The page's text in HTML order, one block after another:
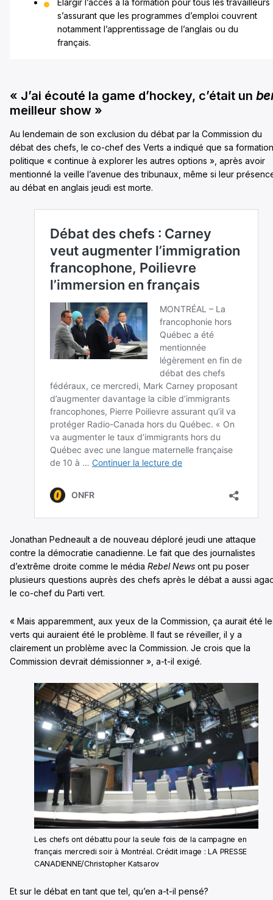
Élargir l’accès à la formation pour tous les travailleurs
s’assurant que les programmes d’emploi couvrent
notamment l’apprentissage de l’anglais ou du
français.
« J’ai écouté la game d’hockey, c’était un
meilleur show »
Au lendemain de son exclusion du débat par la Commission du
débat des chefs, le co-chef des Verts a indiqué que sa formation
politique « continue à explorer les autres options », après avoir
mentionné la veille l’avenue des tribunaux, même si leur
au débat en anglais jeudi est morte.
Jonathan Pedneault a de nouveau déploré jeudi une attaque
contre la démocratie canadienne. Le fait que des journalistes
d’extrême droite comme le média Rebel News ont pu poser
plusieurs questions auprès des chefs après le débat a aussi
le co-chef du Parti vert.
« Mais apparemment, aux yeux de la Commission, ça aurait été
verts qui auraient été le problème. Il faut se réveiller, il y a
clairement un problème avec la Commission. Je crois que la
Commission devrait démissionner », a-t-il exigé.
Les chefs ont débattu pour la seule fois de la campagne en
français mercredi soir à Montréal. Crédit image : LA PRESSE
CANADIENNE/Christopher Katsarov
Et sur le débat en tant que tel, qu’en a-t-il pensé?